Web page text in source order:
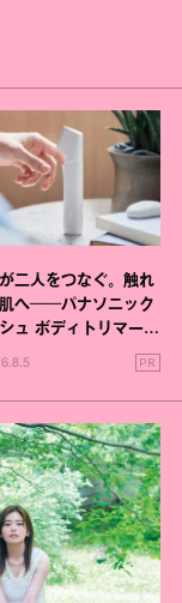
二人をつなぐ。触れ
肌へ──パナソニック
ュ ボディトリマーが
PR